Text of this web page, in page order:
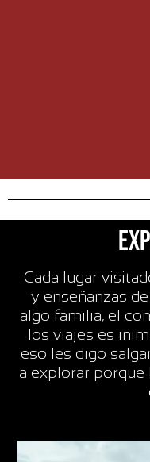
Cada lugar
y enseñanzas
algo familia, el
los viajes es
eso les digo
a explorar porque